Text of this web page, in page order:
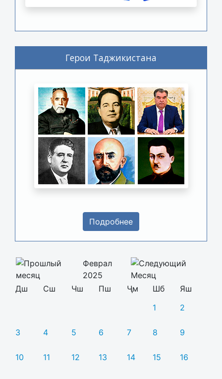
Герои Таджикистана
Подробнее
Феврал
2025
Дш
Сш Чш Пш Ҷм Шб
Яш
1
2
3 4 5 6 7 8 9
10 11 12 13 14 15 16